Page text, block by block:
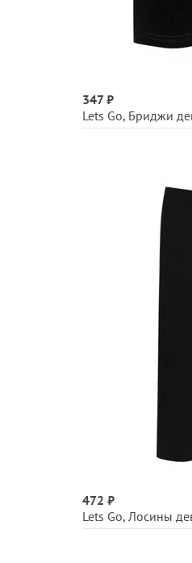
347 ₽
Lets Go, Бриджи
472 ₽
Lets Go, Лосины